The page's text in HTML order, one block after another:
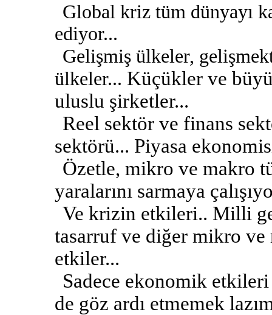
Global kriz tüm dünyayı
ediyor...
Gelişmiş ülkeler,
ülkeler... Küçükler ve
uluslu şirketler...
Reel sektör ve finans
sektörü... Piyasa
Özetle, mikro ve makro
yaralarını sarmaya
Ve krizin etkileri.. Milli
tasarruf ve diğer mikro ve
etkiler...
Sadece ekonomik
de göz ardı etmemek